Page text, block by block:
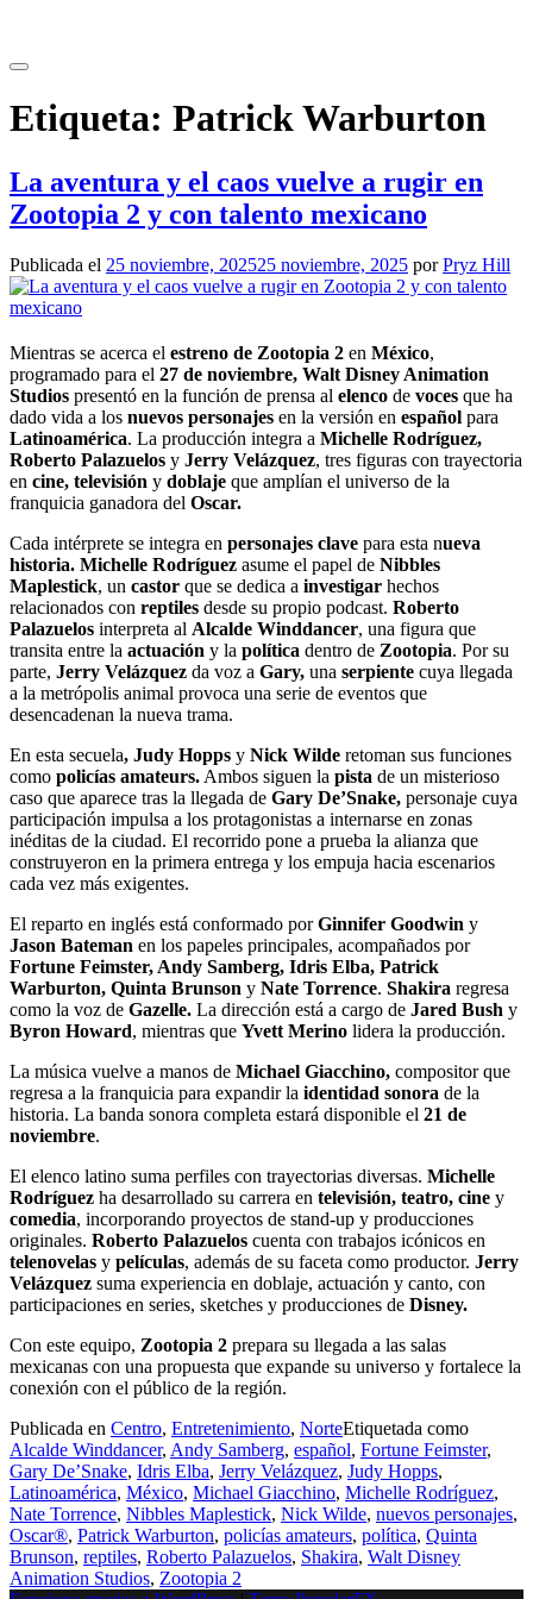
contenido
Etiqueta: Patrick Warburton
La aventura y el caos vuelve a rugir en
Zootopia 2 y con talento mexicano
Publicada el 25 noviembre, 202525 noviembre, 2025 porPryz Hill
Mientras se acerca el estreno de Zootopia 2 en México,
programado para el 27 de noviembre, Walt Disney Animation
Studios presentó en la función de prensa al elenco de voces que ha
dado vida a los nuevos personajes en la versión en español para
Latinoamérica. La producción integra a Michelle Rodríguez,
Roberto Palazuelos y Jerry Velázquez, tres figuras con trayectoria
en cine, televisión y doblaje que amplían el universo de la
franquicia ganadora del Oscar.
Cada intérprete se integra en personajes clave para esta nueva
historia. Michelle Rodríguez asume el papel de Nibbles
Maplestick, un castor que se dedica a investigar hechos
relacionados con reptiles desde su propio podcast. Roberto
Palazuelos interpreta al Alcalde Winddancer, una figura que
transita entre la actuación y la política dentro de Zootopia. Por su
parte, Jerry Velázquez da voz a Gary, una serpiente cuya llegada
a la metrópolis animal provoca una serie de eventos que
desencadenan la nueva trama.
En esta secuela, Judy Hopps y Nick Wilde retoman sus funciones
como policías amateurs. Ambos siguen la pista de un misterioso
caso que aparece tras la llegada de Gary De’Snake, personaje cuya
participación impulsa a los protagonistas a internarse en zonas
inéditas de la ciudad. El recorrido pone a prueba la alianza que
construyeron en la primera entrega y los empuja hacia escenarios
cada vez más exigentes.
El reparto en inglés está conformado porGinnifer Goodwin y
Jason Bateman en los papeles principales, acompañados por
Fortune Feimster, Andy Samberg, Idris Elba, Patrick
Warburton, Quinta Brunson y Nate Torrence. Shakira regresa
como la voz de Gazelle. La dirección está a cargo de Jared Bush y
Byron Howard, mientras que Yvett Merino lidera la producción.
La música vuelve a manos de Michael Giacchino, compositor que
regresa a la franquicia para expandir la identidad sonora de la
historia. La banda sonora completa estará disponible el 21 de
noviembre.
El elenco latino suma perfiles con trayectorias diversas. Michelle
Rodríguez ha desarrollado su carrera en televisión, teatro, cine y
comedia, incorporando proyectos de stand-up y producciones
originales. Roberto Palazuelos cuenta con trabajos icónicos en
telenovelas y películas, además de su faceta como productor. Jerry
Velázquez suma experiencia en doblaje, actuación y canto, con
participaciones en series, sketches y producciones de Disney.
Con este equipo, Zootopia 2 prepara su llegada a las salas
mexicanas con una propuesta que expande su universo y fortalece la
conexión con el público de la región.
Publicada en Centro, Entretenimiento, NorteEtiquetada como
Alcalde Winddancer, Andy Samberg, español, Fortune Feimster,
Gary De’Snake, Idris Elba, Jerry Velázquez, Judy Hopps,
Latinoamérica, México, Michael Giacchino, Michelle Rodríguez,
Nate Torrence, Nibbles Maplestick, Nick Wilde, nuevos personajes,
Oscar®, Patrick Warburton, policías amateurs, política, Quinta
Brunson, reptiles, Roberto Palazuelos, Shakira, Walt Disney
Animation Studios, Zootopia 2